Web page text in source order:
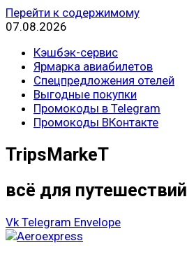
Перейти к содержимому
07.08.2026
Кэшбэк-сервис
Ярмарка авиабилетов
Спецпредложения отелей
Выгодные покупки
Промокоды в Telegram
Промокоды ВКонтакте
TripsMarkeT
всё для путешествий
Vk Telegram Envelope